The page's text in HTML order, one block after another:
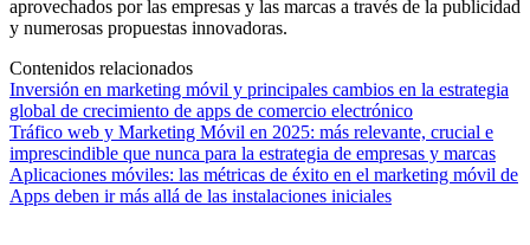
aprovechados por las empresas y las marcas a través de la publicidad
y numerosas propuestas innovadoras.
Contenidos relacionados
Inversión en marketing móvil y principales cambios en la estrategia
global de crecimiento de apps de comercio electrónico
Tráfico web y Marketing Móvil en 2025: más relevante, crucial e
imprescindible que nunca para la estrategia de empresas y marcas
Aplicaciones móviles: las métricas de éxito en el marketing móvil de
Apps deben ir más allá de las instalaciones iniciales